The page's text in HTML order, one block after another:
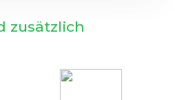
zusätzlich